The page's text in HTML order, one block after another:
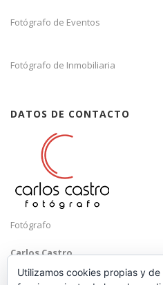
Fotógrafo de Eventos
Fotógrafo de Inmobiliaria
DATOS DE CONTACTO
Fotógrafo
Carlos Castro
Málaga
Utilizamos cookies propias y